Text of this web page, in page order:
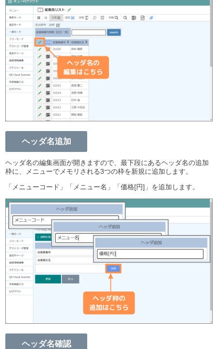
ヘッダ名追加
ヘッダ名の編集画面が開きますので、最下段にあるヘッダ名の追加
枠に、メニューでメモリされる3つの枠を新規に追加します。
「メニューコード」「メニュー名」「価格[円]」を追加します。
ヘッダ名確認